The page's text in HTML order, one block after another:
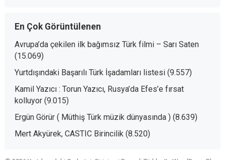
En Çok Görüntülenen
Avrupa’da çekilen ilk bağımsız Türk filmi – Sarı Saten
(15.069)
Yurtdışındaki Başarılı Türk İşadamları listesi (9.557)
Kamil Yazıcı : Torun Yazıcı, Rusya’da Efes’e fırsat
kolluyor (9.015)
Ergün Görür ( Müthiş Türk müzik dünyasında ) (8.639)
Mert Akyürek, CASTIC Birincilik (8.520)